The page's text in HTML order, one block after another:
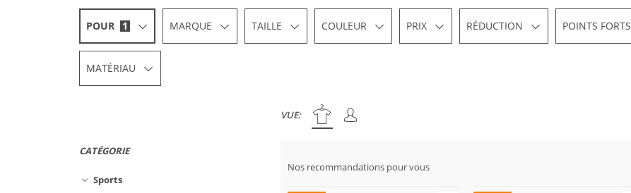
POUR 1 MARQUE TAILLE COULEUR PRIX RÉDUCTION POINTS FORTS
MATÉRIAU
VUE:
CATÉGORIE
Sports
Nos recommandations pour vous
Prix & Valeur